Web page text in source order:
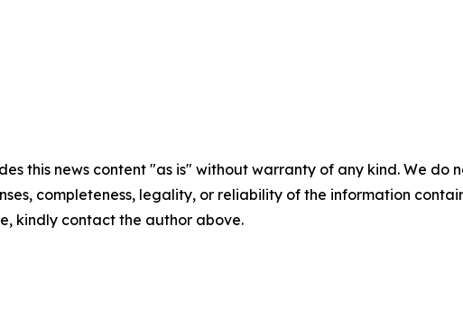
this news content "as is" without warranty of any kind. We
completeness, legality, or reliability of the information
kindly contact the author above.